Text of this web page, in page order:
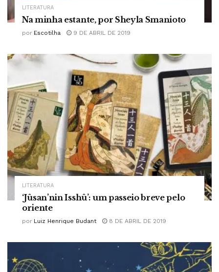
LITERATURA
Na minha estante, por Sheyla Smanioto
por Escotilha 9 DE ABRIL DE 2019
LITERATURA
‘Jûsan’nin Isshû’: um passeio breve pelo
oriente
por Luiz Henrique Budant 8 DE ABRIL DE 2019